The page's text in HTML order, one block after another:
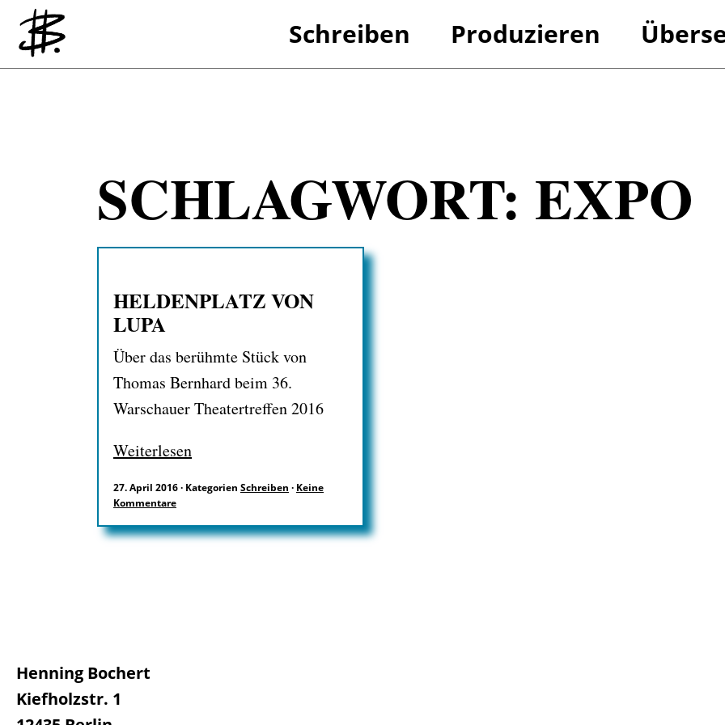
Schreiben Produzieren
SCHLAGWORT: EXPO
HELDENPLATZ VON
LUPA
Über das berühmte Stück von
Thomas Bernhard beim 36.
Warschauer Theatertreffen 2016
Weiterlesen
27. April 2016· Kategorien Schreiben · Keine
Kommentare
Henning Bochert
Kiefholzstr. 1